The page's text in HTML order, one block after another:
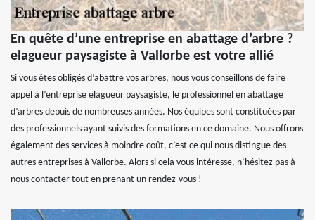
En quête d’une entreprise en abattage d’arbre ?
elagueur paysagiste à Vallorbe est votre allié
Si vous êtes obligés d’abattre vos arbres, nous vous conseillons de faire
appel à l’entreprise elagueur paysagiste, le professionnel en abattage
d’arbres depuis de nombreuses années. Nos équipes sont constituées par
des professionnels ayant suivis des formations en ce domaine. Nous offrons
également des services à moindre coût, c’est ce qui nous distingue des
autres entreprises à Vallorbe. Alors si cela vous intéresse, n’hésitez pas à
nous contacter tout en prenant un rendez-vous !